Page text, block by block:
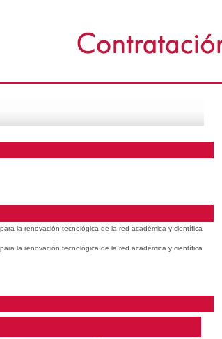
la renovación tecnológica de la red académica y científica
la renovación tecnológica de la red académica y científica